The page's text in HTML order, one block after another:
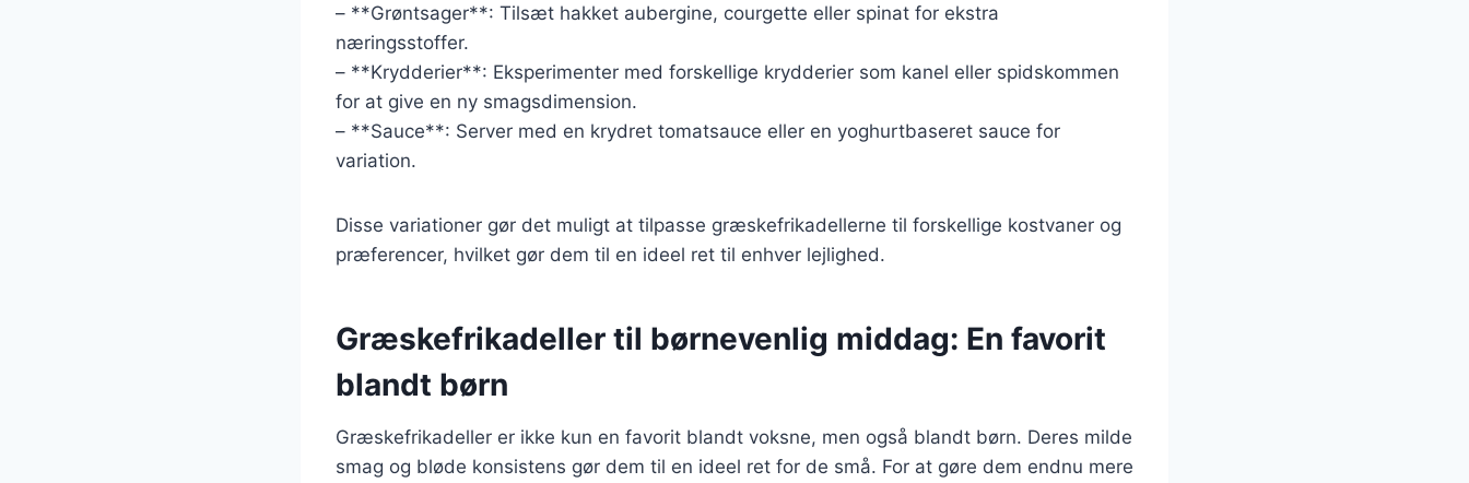
– **Grøntsager**: Tilsæt hakket aubergine, courgette eller spinat for ekstra
næringsstoffer.
– **Krydderier**: Eksperimenter med forskellige krydderier som kanel eller spidskommen
for at give en ny smagsdimension.
– **Sauce**: Server med en krydret tomatsauce eller en yoghurtbaseret sauce for
variation.
Disse variationer gør det muligt at tilpasse græskefrikadellerne til forskellige kostvaner og
præferencer, hvilket gør dem til en ideel ret til enhver lejlighed.
Græskefrikadeller til børnevenlig middag: En favorit
blandt børn
Græskefrikadeller er ikke kun en favorit blandt voksne, men også blandt børn. Deres milde
smag og bløde konsistens gør dem til en ideel ret for de små. For at gøre dem endnu mere